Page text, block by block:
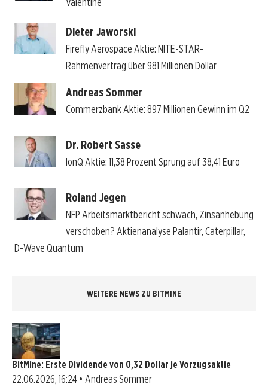
Dieter Jaworski
Firefly Aerospace Aktie: NITE-STAR-
Rahmenvertrag über 981 Millionen Dollar
Andreas Sommer
Commerzbank Aktie: 897 Millionen Gewinn im Q2
Dr. Robert Sasse
IonQ Aktie: 11,38 Prozent Sprung auf 38,41 Euro
Roland Jegen
NFP Arbeitsmarktbericht schwach, Zinsanhebung
verschoben? Aktienanalyse Palantir, Caterpillar,
D-Wave Quantum
WEITERE NEWS ZU BITMINE
BitMine: Erste Dividende von 0,32 Dollar je Vorzugsaktie
22.06.2026, 16:24 • Andreas Sommer